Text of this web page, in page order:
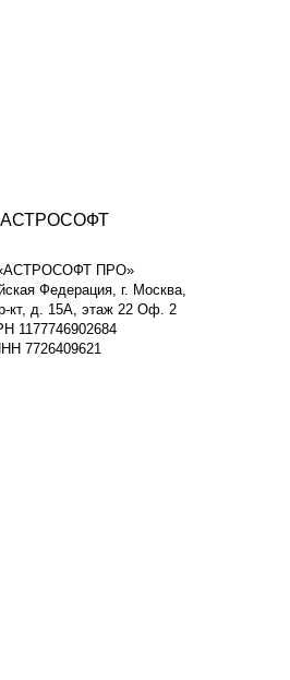
ПРО»
Федерация, г. Москва,
кт, д. 15А, этаж 22 Оф. 2
1177746902684
7726409621